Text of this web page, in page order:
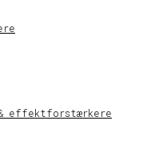
& effektforstærkere